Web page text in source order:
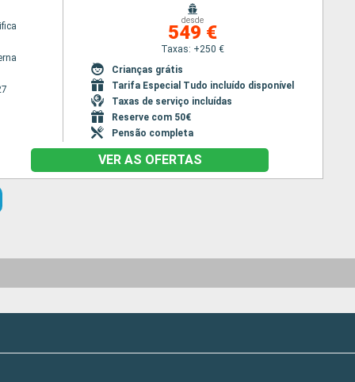
desde
549 €
Taxas: +250 €
Crianças grátis
Tarifa Especial Tudo incluído disponível
Taxas de serviço incluídas
Reserve com 50€
Pensão completa
VER AS OFERTAS